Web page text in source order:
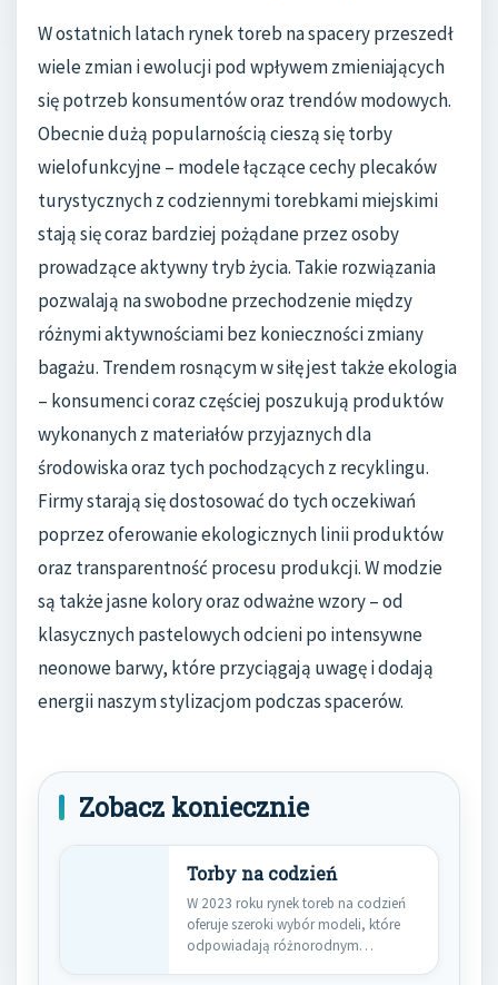
W ostatnich latach rynek toreb na spacery przeszedł
wiele zmian i ewolucji pod wpływem zmieniających
się potrzeb konsumentów oraz trendów modowych.
Obecnie dużą popularnością cieszą się torby
wielofunkcyjne – modele łączące cechy plecaków
turystycznych z codziennymi torebkami miejskimi
stają się coraz bardziej pożądane przez osoby
prowadzące aktywny tryb życia. Takie rozwiązania
pozwalają na swobodne przechodzenie między
różnymi aktywnościami bez konieczności zmiany
bagażu. Trendem rosnącym w siłę jest także ekologia
– konsumenci coraz częściej poszukują produktów
wykonanych z materiałów przyjaznych dla
środowiska oraz tych pochodzących z recyklingu.
Firmy starają się dostosować do tych oczekiwań
poprzez oferowanie ekologicznych linii produktów
oraz transparentność procesu produkcji. W modzie
są także jasne kolory oraz odważne wzory – od
klasycznych pastelowych odcieni po intensywne
neonowe barwy, które przyciągają uwagę i dodają
energii naszym stylizacjom podczas spacerów.
Zobacz koniecznie
Torby na codzień
W 2023 roku rynek toreb na codzień
oferuje szeroki wybór modeli, które
odpowiadają różnorodnym